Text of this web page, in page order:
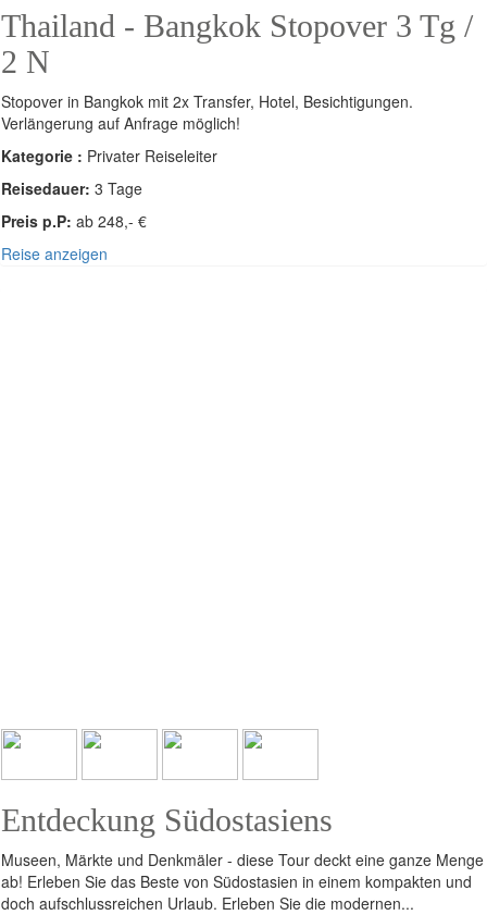
Thailand - Bangkok Stopover 3 Tg /
2 N
Stopover in Bangkok mit 2x Transfer, Hotel, Besichtigungen.
Verlängerung auf Anfrage möglich!
Kategorie : Privater Reiseleiter
Reisedauer: 3 Tage
Preis p.P: ab 248,- €
Reise anzeigen
Entdeckung Südostasiens
Museen, Märkte und Denkmäler - diese Tour deckt eine ganze Menge
ab! Erleben Sie das Beste von Südostasien in einem kompakten und
doch aufschlussreichen Urlaub. Erleben Sie die modernen...